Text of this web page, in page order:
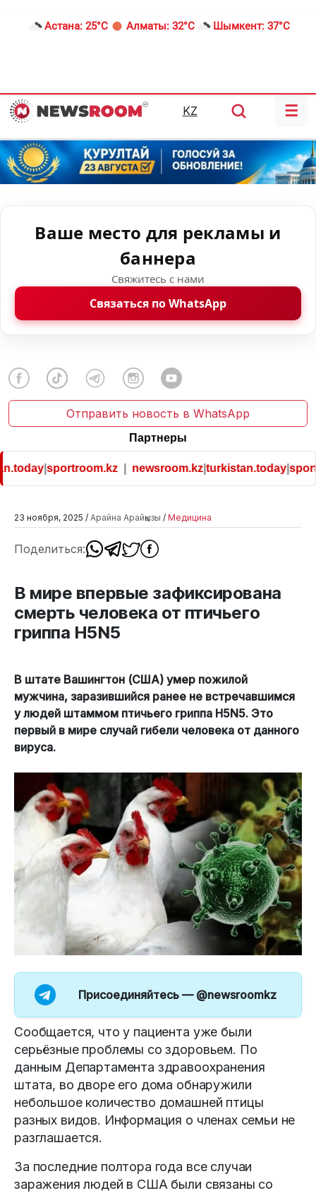
Астана: 25°C Алматы: 32°C Шымкент: 37°C
KZ ☰
Ваше место для рекламы и
баннера
Свяжитесь с нами
Связаться по WhatsApp
Отправить новость в WhatsApp
Партнеры
|sportroom.kz| newsroom.kz|turkistan.today|
23 ноября, 2025 / Арайна Арайқызы / Медицина
Поделиться:
В мире впервые зафиксирована
смерть человека от птичьего
гриппа H5N5
В штате Вашингтон (США) умер пожилой
мужчина, заразившийся ранее не встречавшимся
у людей штаммом птичьего гриппа H5N5. Это
первый в мире случай гибели человека от данного
вируса.
Присоединяйтесь — @newsroomkz
Сообщается, что у пациента уже были
серьёзные проблемы со здоровьем. По
данным Департамента здравоохранения
штата, во дворе его дома обнаружили
небольшое количество домашней птицы
разных видов. Информация о членах семьи не
разглашается.
За последние полтора года все случаи
заражения людей в США были связаны со